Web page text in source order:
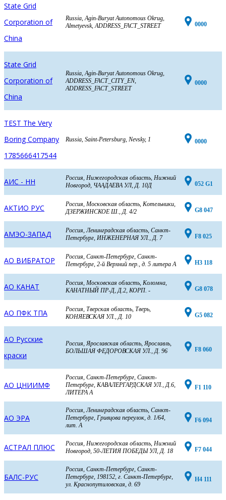
State Grid
Corporation of
China
Russia, Agin-Buryat Autonomous Okrug,
Almetyevsk, ADDRESS_FACT_STREET
0000
State Grid
Corporation of
China
Russia, Agin-Buryat Autonomous Okrug,
ADDRESS_FACT_CITY_EN,
ADDRESS_FACT_STREET
0000
TEST The Very
Boring Company
1785666417544
Russia, Saint-Petersburg, Nevsky, 1 0000
АИС - НН
Россия, Нижегородская область, Нижний
Новгород, ЧААДАЕВА УЛ, Д. 10Д
052 G1
АКТИО РУС
Россия, Московская область, Котельники,
ДЗЕРЖИНСКОЕ Ш., Д. 4/2
G8 047
АМЭО-ЗАПАД
Россия, Ленинградская область, Санкт-
Петербург, ИНЖЕНЕРНАЯ УЛ., Д. 7
F8 025
АО ВИБРАТОР
Россия, Санкт-Петербург, Санкт-
Петербург, 2-й Верхний пер., д. 5 литера А
H3 118
АО КАНАТ
Россия, Московская область, Коломна,
КАНАТНЫЙ ПР-Д, Д.2, КОРП. -
G8 078
АО ПФК ТПА
Россия, Тверская область, Тверь,
КОНЯЕВСКАЯ УЛ., Д. 10
G5 082
АО Русские
краски
Россия, Ярославская область, Ярославль,
БОЛЬШАЯ ФЕДОРОВСКАЯ УЛ., Д. 96
F8 060
АО ЦНИИМФ
Россия, Санкт-Петербург, Санкт-
Петербург, КАВАЛЕРГАРДСКАЯ УЛ., Д.6,
ЛИТЕРА А
F1 110
АО ЭРА
Россия, Ленинградская область, Санкт-
Петербург, Гривцова переулок, д. 1/64,
лит. А
F6 094
АСТРАЛ ПЛЮС
Россия, Нижегородская область, Нижний
Новгород, 50-ЛЕТИЯ ПОБЕДЫ УЛ, Д. 18
F7 044
БАЛС-РУС
Россия, Санкт-Петербург, Санкт-
Петербург, 198152, г. Санкт-Петербург,
ул. Краснопутиловская, д. 69
H4 111